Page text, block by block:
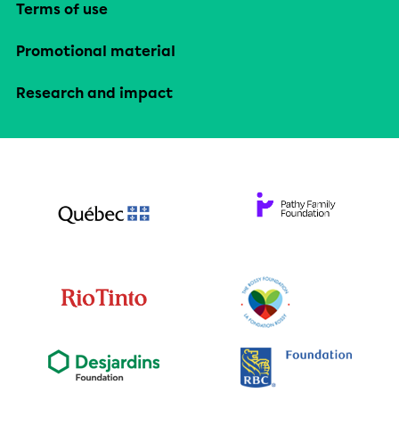
Terms of use
Promotional material
Research and impact